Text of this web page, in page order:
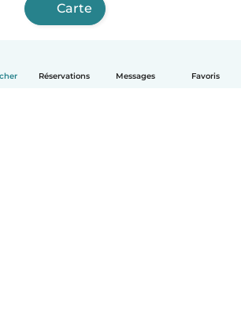
Réservations Messages Favoris
Carte